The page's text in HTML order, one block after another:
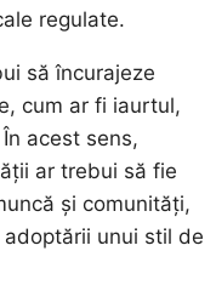
regulate.
să încurajeze
cum ar fi iaurtul,
acest sens,
ar trebui să fie
și comunități,
unui stil de